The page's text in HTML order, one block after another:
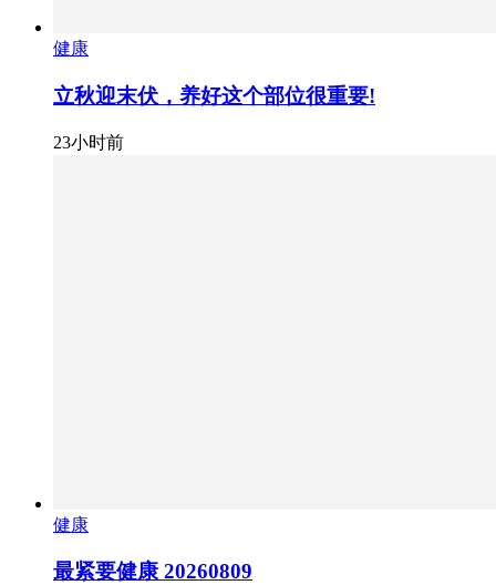
健康
立秋迎末伏，养好这个部位很重要!
23小时前
健康
最紧要健康 20260809